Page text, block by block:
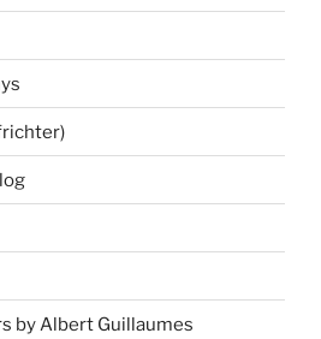
by Albert Guillaumes